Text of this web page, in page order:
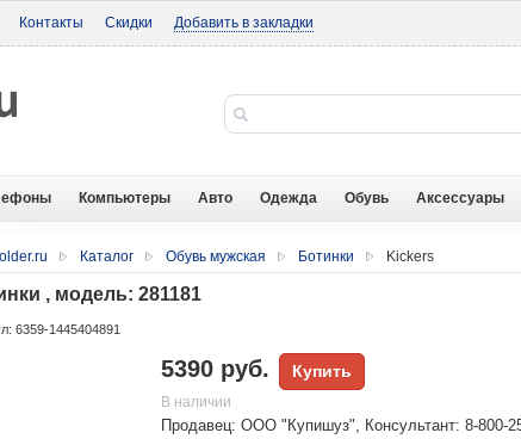
Контакты Скидки Добавить в закладки
Компьютеры Авто Одежда Обувь Аксессуары
Каталог Обувь мужская Ботинки Kickers
, модель: 281181
6359-1445404891
5390 руб. Купить
В наличии
Продавец: ООО "Купишуз", Консультант: 8-800-